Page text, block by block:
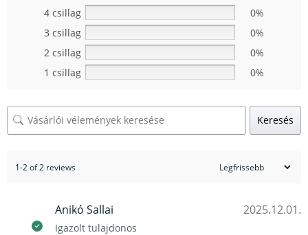
4 csillag
0%
3 csillag
0%
2 csillag
0%
1 csillag
0%
Keresés
1-2 of 2 reviews
Anikó Sallai
Igazolt tulajdonos
2025.12.01.